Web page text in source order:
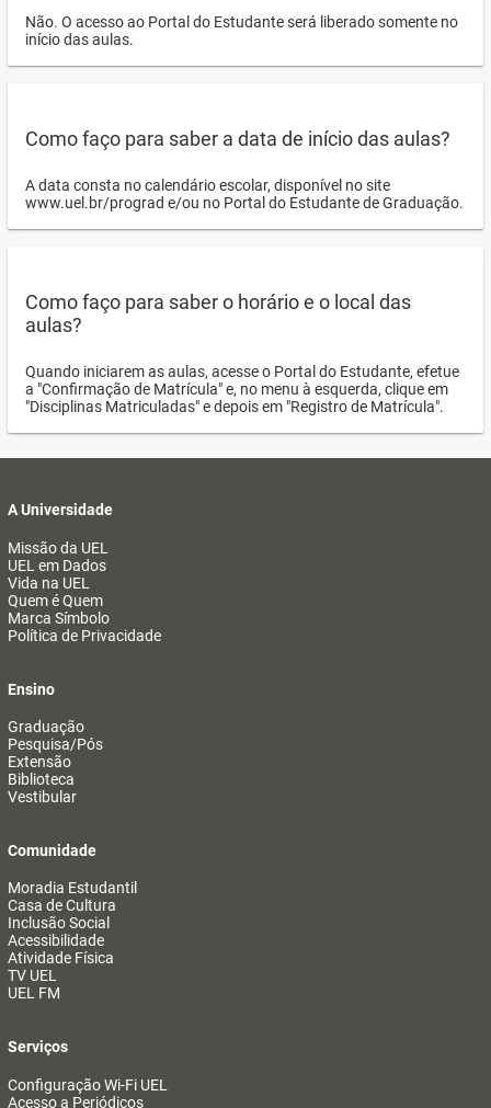
Não. O acesso ao Portal do Estudante será liberado somente no
início das aulas.
Como faço para saber a data de início das aulas?
A data consta no calendário escolar, disponível no site
www.uel.br/prograd e/ou no Portal do Estudante de Graduação.
Como faço para saber o horário e o local das
aulas?
Quando iniciarem as aulas, acesse o Portal do Estudante, efetue
a "Confirmação de Matrícula" e, no menu à esquerda, clique em
"Disciplinas Matriculadas" e depois em "Registro de Matrícula".
A Universidade
Missão da UEL
UEL em Dados
Vida na UEL
Quem é Quem
Marca Símbolo
Política de Privacidade
Ensino
Graduação
Pesquisa/Pós
Extensão
Biblioteca
Vestibular
Comunidade
Moradia Estudantil
Casa de Cultura
Inclusão Social
Acessibilidade
Atividade Física
TV UEL
UEL FM
Serviços
Configuração Wi-Fi UEL
Acesso a Periódicos